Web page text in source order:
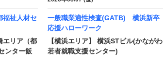
祉人材セ
エリア（都
ンター飯
一般職業適性検査(GATB) 横浜新卒
応援ハローワーク
【横浜エリア】 横浜STビル(かながわ
若者就職支援センター)